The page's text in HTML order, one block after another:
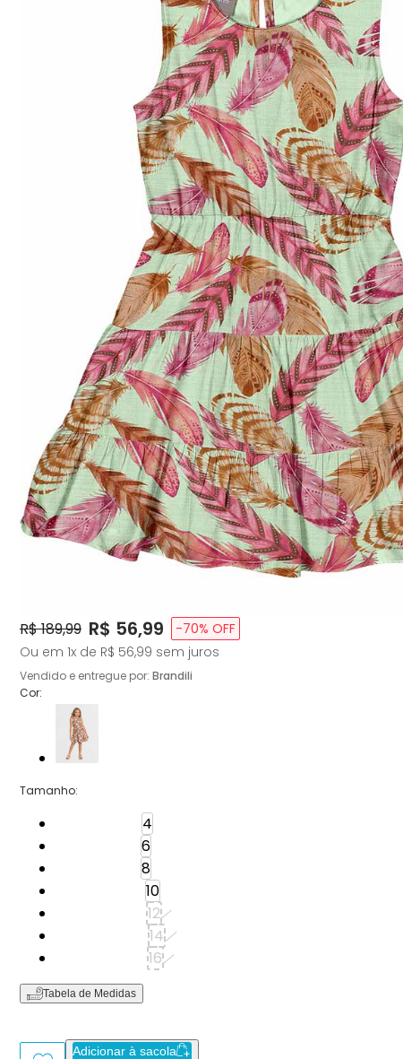
Original Price:
R$ 189,99 Price:
R$ 56,99 -70% OFF
Ou em 1x de R$ 56,99 sem juros
Vendido e entregue por: Brandili
Cor:
Tamanho:
4
6
8
10
12
14
16
Tabela de Medidas
Adicionar à sacola